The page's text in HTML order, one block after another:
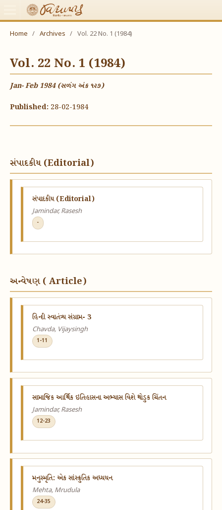
Home / Archives / Vol. 22 No. 1 (1984)
Vol. 22 No. 1 (1984)
Jan- Feb 1984 (સળંગ અંક ૧૨૭)
Published: 28-02-1984
સંપાદકીય (Editorial)
સંપાદકીય (Editorial)
Jamindar, Rasesh
-
અન્વેષણ ( Article)
હિન્દી સ્વાતંત્ર્ય સંગ્રામ- 3
Chavda, Vijaysingh
1-11
સામાજિક આર્થિક ઇતિહાસના અભ્યાસ વિશે થોડુક ચિંતન
Jamindar, Rasesh
12-23
મનુસ્મૃતિ: એક સાંસ્ક્રુતિક અધ્યયન
Mehta, Mrudula
24-35